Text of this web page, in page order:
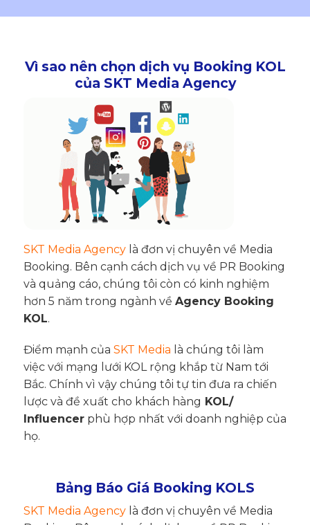
Vì sao nên chọn dịch vụ Booking KOL
của SKT Media Agency​
SKT Media Agencylà đơn vị chuyên về Media
Booking. Bên cạnh cách dịch vụ về PR Booking
và quảng cáo, chúng tôi còn có kinh nghiệm
hơn 5 năm trong ngành về Agency Booking
KOL.
Điểm mạnh của SKT Media là chúng tôi làm
việc với mạng lưới KOL rộng khắp từ Nam tới
Bắc. Chính vì vậy chúng tôi tự tin đưa ra chiến
lược và đề xuất cho khách hàng KOL/
Influencerphù hợp nhất với doanh nghiệp của
họ.
Bảng Báo Giá Booking KOLS​
SKT Media Agencylà đơn vị chuyên về Media